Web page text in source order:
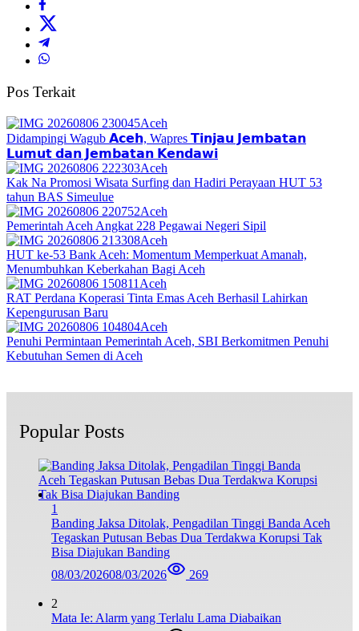
Pos Terkait
Aceh
Didampingi Wagub 𝗔𝗰𝗲𝗵, Wapres 𝗧𝗶𝗻𝗷𝗮𝘂 𝗝𝗲𝗺𝗯𝗮𝘁𝗮𝗻
𝗟𝘂𝗺𝘂𝘁 𝗱𝗮𝗻 𝗝𝗲𝗺𝗯𝗮𝘁𝗮𝗻 𝗞𝗲𝗻𝗱𝗮𝘄𝗶
Aceh
Kak Na Promosi Wisata Surfing dan Hadiri Perayaan HUT 53
tahun BAS Simeulue
Aceh
Pemerintah Aceh Angkat 228 Pegawai Negeri Sipil
Aceh
HUT ke-53 Bank Aceh: Momentum Memperkuat Amanah,
Menumbuhkan Keberkahan Bagi Aceh
Aceh
RAT Perdana Koperasi Tinta Emas Aceh Berhasil Lahirkan
Kepengurusan Baru
Aceh
Penuhi Permintaan Pemerintah Aceh, SBI Berkomitmen Penuhi
Kebutuhan Semen di Aceh
Popular Posts
1
Banding Jaksa Ditolak, Pengadilan Tinggi Banda Aceh
Tegaskan Putusan Bebas Dua Terdakwa Korupsi Tak
Bisa Diajukan Banding
08/03/202608/03/2026 269
2
Mata Ie: Alarm yang Terlalu Lama Diabaikan